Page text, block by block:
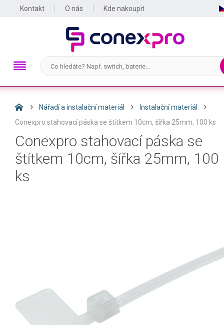
Kontakt O nás Kde nakoupit
Nářadí a instalační materiál
Instalační materiál
Conexpro stahovací páska se štítkem 10cm, šířka 25mm, 100 ks
Conexpro stahovací páska se
štítkem 10cm, šířka 25mm, 100
ks